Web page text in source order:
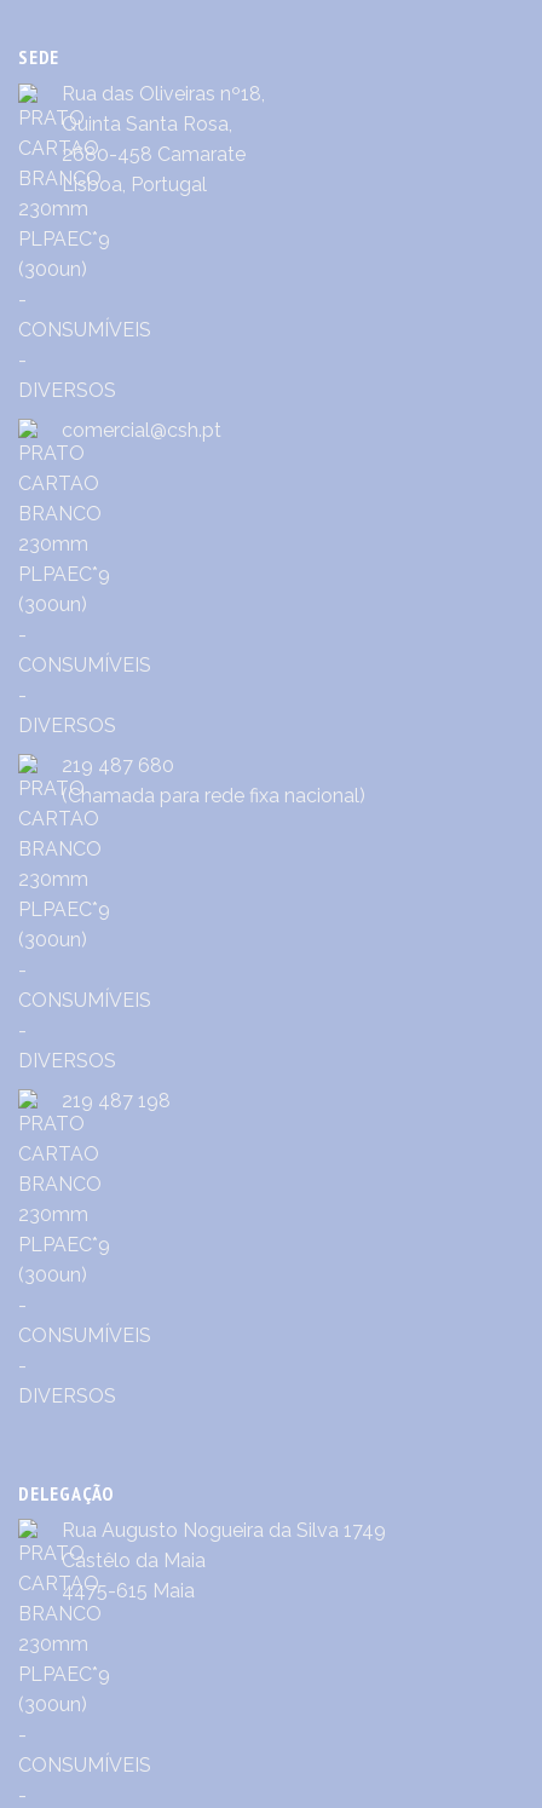
SEDE
Rua das Oliveiras nº18,
Quinta Santa Rosa,
2680-458 Camarate
Lisboa, Portugal
comercial@csh.pt
219 487 680
(Chamada para rede fixa nacional)
219 487 198
DELEGAÇÃO
Rua Augusto Nogueira da Silva 1749
Castêlo da Maia
4475-615 Maia